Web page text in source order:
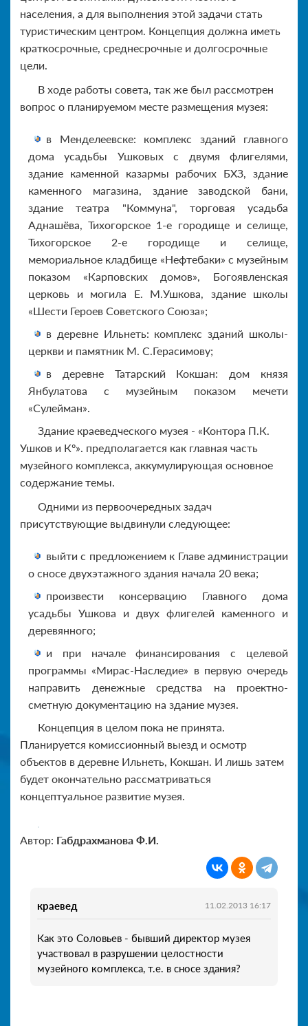
населения, а для выполнения этой задачи стать
туристическим центром. Концепция должна иметь
краткосрочные, среднесрочные и долгосрочные
цели.
В ходе работы совета, так же был рассмотрен
вопрос о планируемом месте размещения музея:
в Менделеевске: комплекс зданий главного
дома усадьбы Ушковых с двумя флигелями,
здание каменной казармы рабочих БХЗ, здание
каменного магазина, здание заводской бани,
здание театра "Коммуна", торговая усадьба
Аднашёва, Тихогорское 1-е городище и селище,
Тихогорское 2-е городище и селище,
мемориальное кладбище «Нефтебаки» с музейным
показом «Карповских домов», Богоявленская
церковь и могила Е. М.Ушкова, здание школы
«Шести Героев Советского Союза»;
в деревне Ильнеть: комплекс зданий школы-
церкви и памятник М. С.Герасимову;
в деревне Татарский Кокшан: дом князя
Янбулатова с музейным показом мечети
«Сулейман».
Здание краеведческого музея - «Контора П.К.
Ушков и Кº». предполагается как главная часть
музейного комплекса, аккумулирующая основное
содержание темы.
Одними из первоочередных задач
присутствующие выдвинули следующее:
выйти с предложением к Главе администрации
о сносе двухэтажного здания начала 20 века;
произвести консервацию Главного дома
усадьбы Ушкова и двух флигелей каменного и
деревянного;
и при начале финансирования с целевой
программы «Мирас-Наследие» в первую очередь
направить денежные средства на проектно-
сметную документацию на здание музея.
Концепция в целом пока не принята.
Планируется комиссионный выезд и осмотр
объектов в деревне Ильнеть, Кокшан. И лишь затем
будет окончательно рассматриваться
концептуальное развитие музея.
Автор: Габдрахманова Ф.И.
краевед 11.02.2013 16:17
Как это Соловьев - бывший директор музея
участвовал в разрушении целостности
музейного комплекса, т.е. в сносе здания?